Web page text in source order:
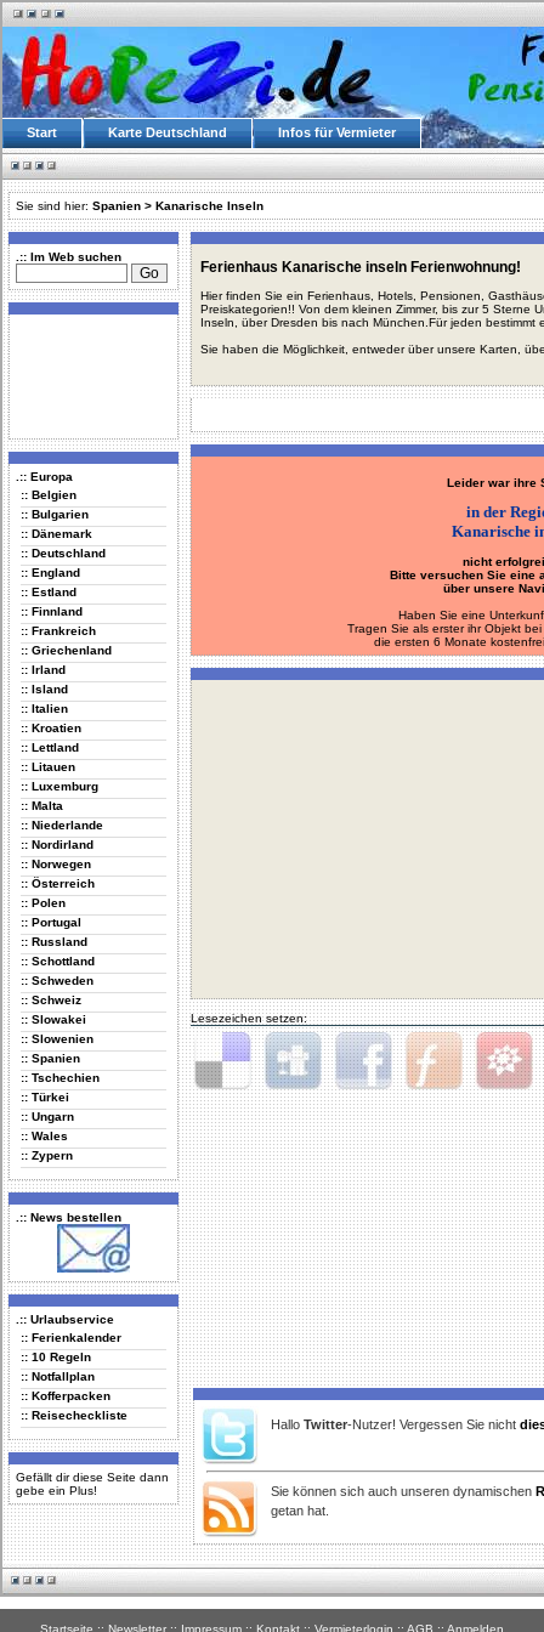
Start Karte Deutschland Infos für Vermieter
Sie sind hier: Spanien > Kanarische Inseln
.:: Im Web suchen
.:: Europa
:: Belgien
:: Bulgarien
:: Dänemark
:: Deutschland
:: England
:: Estland
:: Finnland
:: Frankreich
:: Griechenland
:: Irland
:: Island
:: Italien
:: Kroatien
:: Lettland
:: Litauen
:: Luxemburg
:: Malta
:: Niederlande
:: Nordirland
:: Norwegen
:: Österreich
:: Polen
:: Portugal
:: Russland
:: Schottland
:: Schweden
:: Schweiz
:: Slowakei
:: Slowenien
:: Spanien
:: Tschechien
:: Türkei
:: Ungarn
:: Wales
:: Zypern
.:: News bestellen
.:: Urlaubservice
:: Ferienkalender
:: 10 Regeln
:: Notfallplan
:: Kofferpacken
:: Reisecheckliste
Gefällt dir diese Seite dann
gebe ein Plus!
Ferienhaus Kanarische inseln Ferienwohnung!
Hier finden Sie ein Ferienhaus, Hotels, Pensionen,
Preiskategorien!! Von dem kleinen Zimmer, bis zur 5 Sterne
Inseln, über Dresden bis nach München.Für jeden bestimmt
Sie haben die Möglichkeit, entweder über unsere Karten,
Leider war ihre
in der
Kanarische
nicht
Bitte versuchen Sie eine
über unsere
Haben Sie eine
Tragen Sie als erster ihr Objekt
die ersten 6 Monate
Lesezeichen setzen:
Delicious Digg Facebook Furl StudiVZ
Hallo Twitter-Nutzer! Vergessen Sie nicht
Sie können sich auch unseren dynamischen
getan hat.
Startseite :: Newsletter :: Impressum :: Kontakt :: Vermieterlogin :: AGB :: Anmelden